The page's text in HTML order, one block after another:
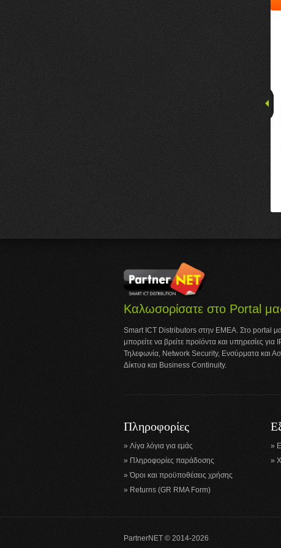
Καλωσορίσατε στο Portal
Smart ICT Distributors στην ΕΜΕΑ. Στο portal
μπορείτε να βρείτε προϊόντα και υπηρεσίες για
Τηλεφωνία, Network Security, Ενσύρματα και
Δίκτυα και Business Continuity.
Πληροφορίες
Λίγα λόγια για εμάς
Πληροφορίες παράδοσης
Όροι και προϋποθέσεις χρήσης
Returns (GR RMA Form)
PartnerNET © 2014-2026